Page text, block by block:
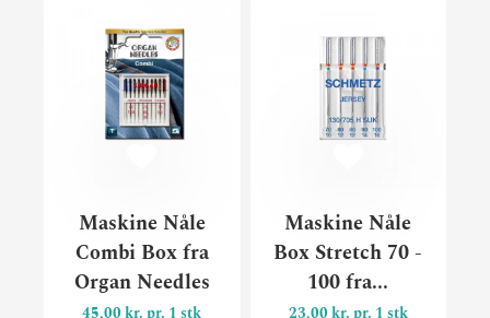
Maskine Nåle
Combi Box fra
Organ Needles
Maskine Nåle
Box Stretch 70 -
100 fra...